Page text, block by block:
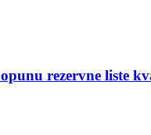
rezervne liste